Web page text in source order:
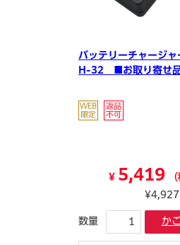
バッテリーチャージ
H-32 ■お取り寄せ
¥ 5,419
数量 か